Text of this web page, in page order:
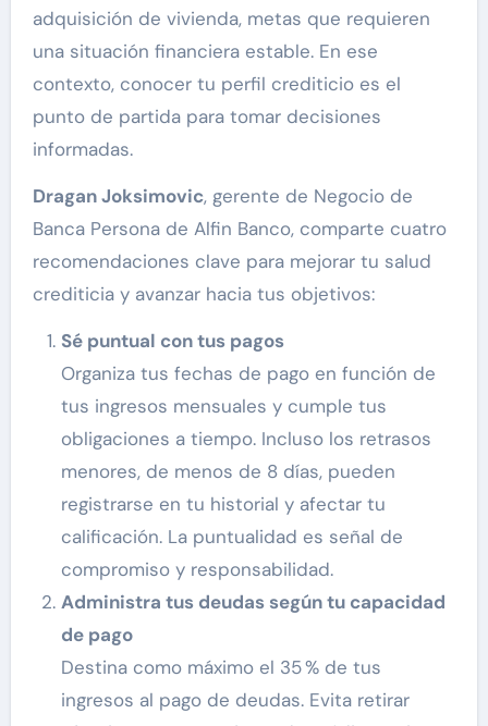
adquisición de vivienda, metas que requieren
una situación financiera estable. En ese
contexto, conocer tu perfil crediticio es el
punto de partida para tomar decisiones
informadas.
Dragan Joksimovic, gerente de Negocio de
Banca Persona de Alfin Banco, comparte cuatro
recomendaciones clave para mejorar tu salud
crediticia y avanzar hacia tus objetivos:
Sé puntual con tus pagos
Organiza tus fechas de pago en función de
tus ingresos mensuales y cumple tus
obligaciones a tiempo. Incluso los retrasos
menores, de menos de 8 días, pueden
registrarse en tu historial y afectar tu
calificación. La puntualidad es señal de
compromiso y responsabilidad.
Administra tus deudas según tu capacidad
de pago
Destina como máximo el 35 % de tus
ingresos al pago de deudas. Evita retirar